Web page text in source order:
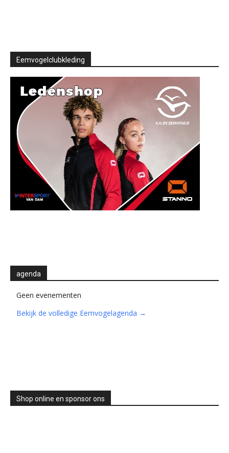
Eemvogelclubkleding
agenda
Geen evenementen
Bekijk de volledige Eemvogelagenda →
Shop online en sponsor ons